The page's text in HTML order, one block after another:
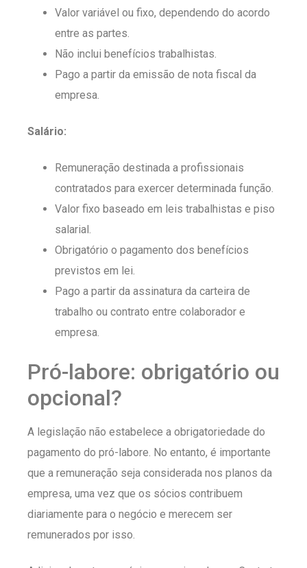
Valor variável ou fixo, dependendo do acordo
entre as partes.
Não inclui benefícios trabalhistas.
Pago a partir da emissão de nota fiscal da
empresa.
Salário:
Remuneração destinada a profissionais
contratados para exercer determinada função.
Valor fixo baseado em leis trabalhistas e piso
salarial.
Obrigatório o pagamento dos benefícios
previstos em lei.
Pago a partir da assinatura da carteira de
trabalho ou contrato entre colaborador e
empresa.
Pró-labore: obrigatório ou
opcional?
A legislação não estabelece a obrigatoriedade do
pagamento do pró-labore. No entanto, é importante
que a remuneração seja considerada nos planos da
empresa, uma vez que os sócios contribuem
diariamente para o negócio e merecem ser
remunerados por isso.